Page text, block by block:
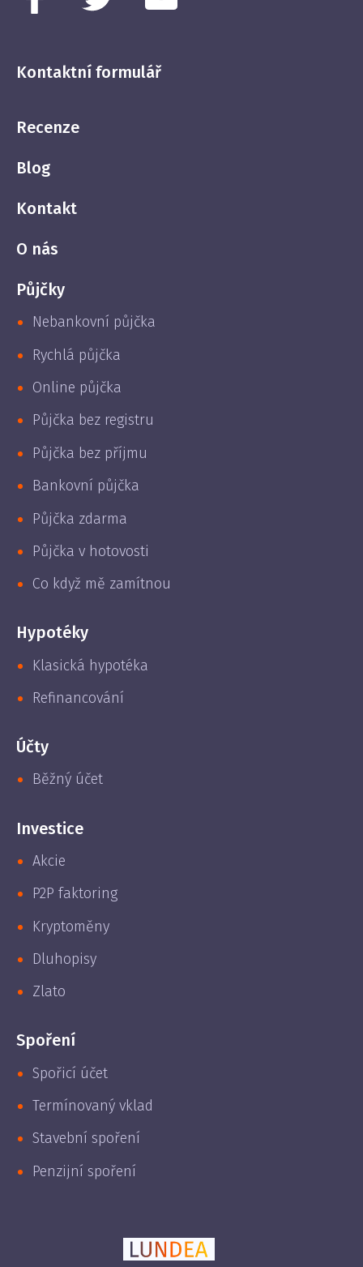
Kontaktní formulář
Recenze
Blog
Kontakt
O nás
Půjčky
Nebankovní půjčka
Rychlá půjčka
Online půjčka
Půjčka bez registru
Půjčka bez příjmu
Bankovní půjčka
Půjčka zdarma
Půjčka v hotovosti
Co když mě zamítnou
Hypotéky
Klasická hypotéka
Refinancování
Účty
Běžný účet
Investice
Akcie
P2P faktoring
Kryptoměny
Dluhopisy
Zlato
Spoření
Spořicí účet
Termínovaný vklad
Stavební spoření
Penzijní spoření